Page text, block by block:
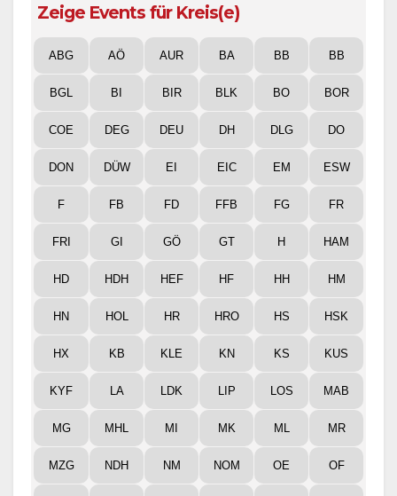
Zeige Events für Kreis(e)
ABG AÖ AUR BA BB BB
BGL BI BIR BLK BO BOR
COE DEG DEU DH DLG DO
DON DÜW EI EIC EM ESW
F FB FD FFB FG FR
FRI GI GÖ GT H HAM
HD HDH HEF HF HH HM
HN HOL HR HRO HS HSK
HX KB KLE KN KS KUS
KYF LA LDK LIP LOS MAB
MG MHL MI MK ML MR
MZG NDH NM NOM OE OF